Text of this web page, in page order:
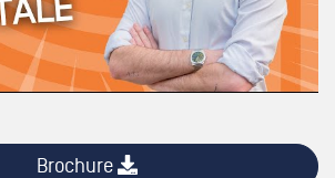
Brochure